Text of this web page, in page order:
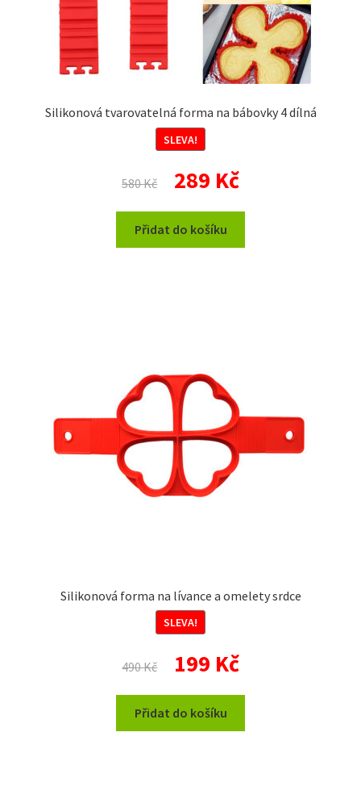
Silikonová tvarovatelná forma na bábovky 4 dílná
SLEVA!
580Kč
Původní
cena
byla:
580 Kč.
289 KčAktuální
cena
je:
Přidat do košíku
Silikonová forma na lívance a omelety srdce
SLEVA!
490Kč
Původní
cena
byla:
490 Kč.
199 KčAktuální
cena
je:
Přidat do košíku